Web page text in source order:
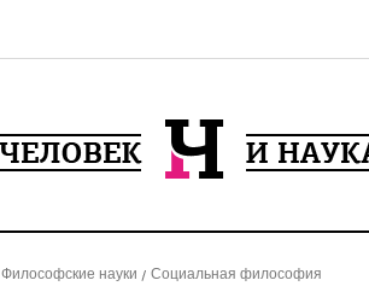
Философские науки Социальная философия